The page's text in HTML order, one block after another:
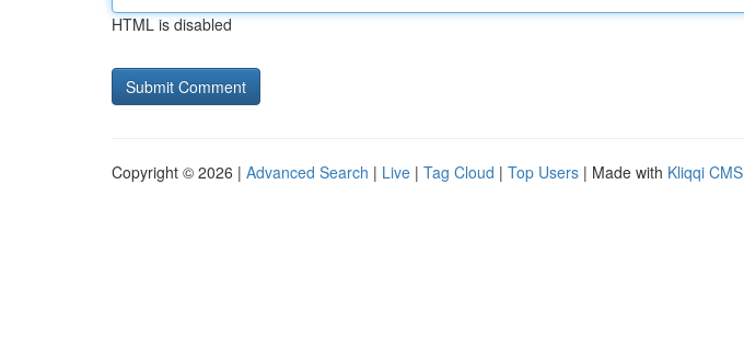
HTML is disabled
Copyright © 2026 | Advanced Search | Live | Tag Cloud | Top Users | Made with Kliqqi CMS